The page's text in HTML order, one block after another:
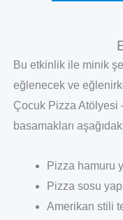
Bu etkinlik ile minik
eğlenecek ve
Çocuk Pizza Atölyesi
basamakları
Pizza hamuru
Pizza sosu
Amerikan stili